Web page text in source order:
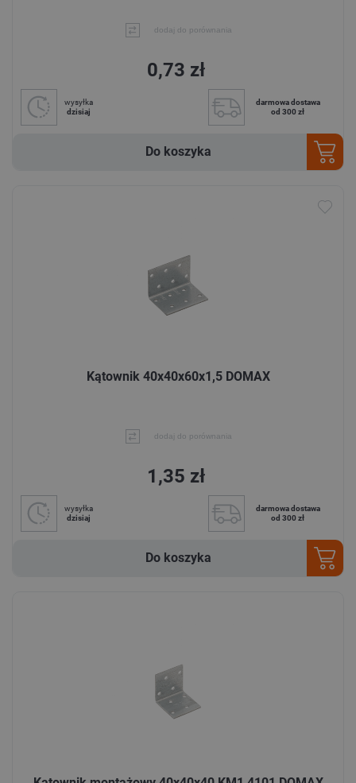
dodaj do porównania
0,73 zł
wysyłka
dzisiaj
darmowa dostawa
od 300 zł
Do koszyka
Kątownik 40x40x60x1,5 DOMAX
dodaj do porównania
1,35 zł
wysyłka
dzisiaj
darmowa dostawa
od 300 zł
Do koszyka